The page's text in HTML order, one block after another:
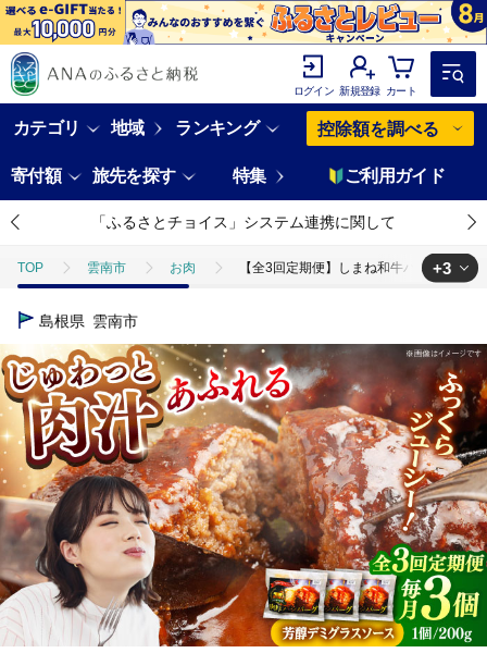
ログイン 新規登録 カート
カテゴリ 地域 ランキング 控除額を調べる
寄付額 旅先を探す 特集 ご利用ガイド
「ふるさとチョイス」システム連携に関して
TOP 雲南市 お肉 【全3回定期便】しまね和牛ハンバーグ
TOP
肉 加工肉 ハンバーグ 【全3回定期便】しまね
TOP 加工食品 惣菜・レトルト 【全3回定期便】しまね和
+3
島根県 雲南市